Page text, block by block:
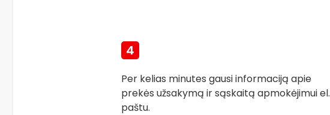
4
Per kelias minutes gausi informaciją apie
prekės užsakymą ir sąskaitą apmokėjimui el.
paštu.